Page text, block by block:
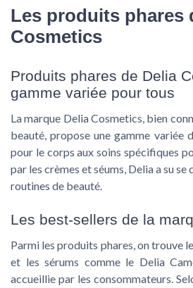
Les produits phares
Cosmetics
Produits phares de Delia
gamme variée pour tous
La marque Delia Cosmetics, bien
beauté, propose une gamme variée
pour le corps aux soins spécifiques
par les crèmes et séums, Delia a su se
routines de beauté.
Les best-sellers de la
Parmi les produits phares, on trouve
et les sérums comme le Delia
accueillie par les consommateurs.